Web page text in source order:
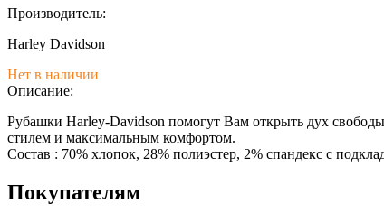
Производитель:
Harley Davidson
Нет в наличии
Описание:
Рубашки Harley-Davidson помогут Вам открыть дух
стилем и максимальным комфортом.
Состав : 70% хлопок, 28% полиэстер, 2% спандекс с
Покупателям